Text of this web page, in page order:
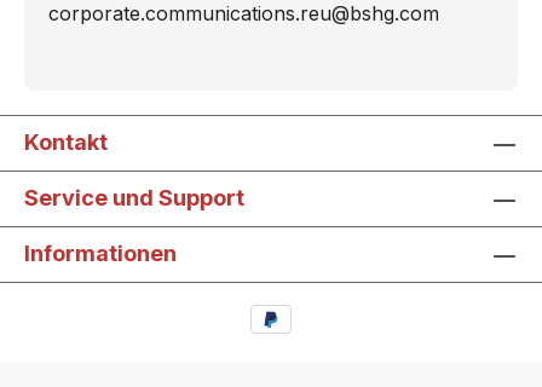
corporate.communications.reu@bshg.com
Kontakt
Service und Support
Informationen